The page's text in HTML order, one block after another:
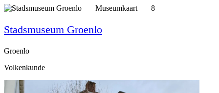
Museumkaart
8
Stadsmuseum Groenlo
Groenlo
Volkenkunde